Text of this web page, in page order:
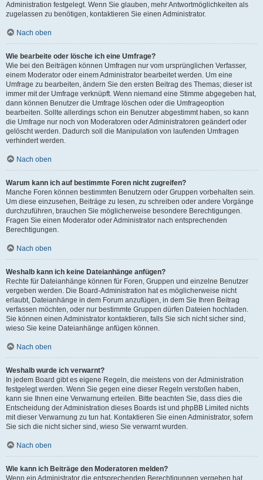
Administration festgelegt. Wenn Sie glauben, mehr Antwortmöglichkeiten als
zugelassen zu benötigen, kontaktieren Sie einen Administrator.
Nach oben
Wie bearbeite oder lösche ich eine Umfrage?
Wie bei den Beiträgen können Umfragen nur vom ursprünglichen Verfasser,
einem Moderator oder einem Administrator bearbeitet werden. Um eine
Umfrage zu bearbeiten, ändern Sie den ersten Beitrag des Themas; dieser ist
immer mit der Umfrage verknüpft. Wenn niemand eine Stimme abgegeben hat,
dann können Benutzer die Umfrage löschen oder die Umfrageoption
bearbeiten. Sollte allerdings schon ein Benutzer abgestimmt haben, so kann
die Umfrage nur noch von Moderatoren oder Administratoren geändert oder
gelöscht werden. Dadurch soll die Manipulation von laufenden Umfragen
verhindert werden.
Nach oben
Warum kann ich auf bestimmte Foren nicht zugreifen?
Manche Foren können bestimmten Benutzern oder Gruppen vorbehalten sein.
Um diese einzusehen, Beiträge zu lesen, zu schreiben oder andere Vorgänge
durchzuführen, brauchen Sie möglicherweise besondere Berechtigungen.
Fragen Sie einen Moderator oder Administrator nach entsprechenden
Berechtigungen.
Nach oben
Weshalb kann ich keine Dateianhänge anfügen?
Rechte für Dateianhänge können für Foren, Gruppen und einzelne Benutzer
vergeben werden. Die Board-Administration hat es möglicherweise nicht
erlaubt, Dateianhänge in dem Forum anzufügen, in dem Sie Ihren Beitrag
verfassen möchten, oder nur bestimmte Gruppen dürfen Dateien hochladen.
Sie können einen Administrator kontaktieren, falls Sie sich nicht sicher sind,
wieso Sie keine Dateianhänge anfügen können.
Nach oben
Weshalb wurde ich verwarnt?
In jedem Board gibt es eigene Regeln, die meistens von der Administration
festgelegt werden. Wenn Sie gegen eine dieser Regeln verstoßen haben,
kann sie Ihnen eine Verwarnung erteilen. Bitte beachten Sie, dass dies die
Entscheidung der Administration dieses Boards ist und phpBB Limited nichts
mit dieser Verwarnung zu tun hat. Kontaktieren Sie einen Administrator, sofern
Sie sich die nicht sicher sind, wieso Sie verwarnt wurden.
Nach oben
Wie kann ich Beiträge den Moderatoren melden?
Wenn ein Administrator die entsprechenden Berechtigungen vergeben hat,